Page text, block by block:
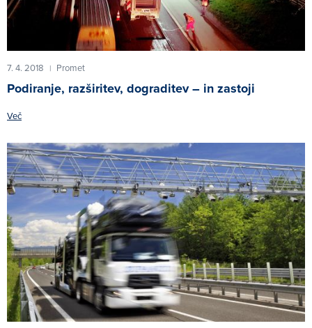
7. 4. 2018 | Promet
Podiranje, razširitev, dograditev – in zastoji
Več